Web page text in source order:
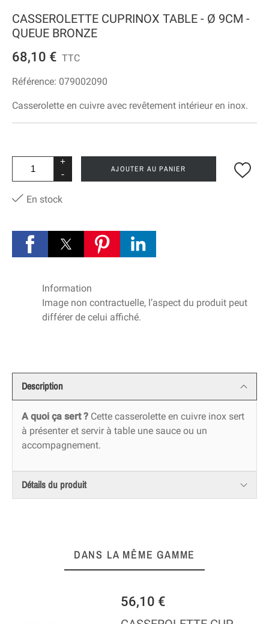
CASSEROLETTE CUPRINOX TABLE - Ø 9CM -
QUEUE BRONZE
68,10 € TTC
Référence: 079002090
Casserolette en cuivre avec revêtement intérieur en inox.
+
-
AJOUTER AU PANIER
En stock
Information
Image non contractuelle, l’aspect du produit peut
différer de celui affiché.
Description
A quoi ça sert ? Cette casserolette en cuivre inox sert
à présenter et servir à table une sauce ou un
accompagnement.
Détails du produit
DANS LA MÊME GAMME
56,10 €